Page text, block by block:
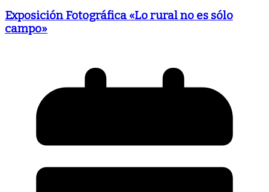
Exposición Fotográfica «Lo rural no es sólo
campo»